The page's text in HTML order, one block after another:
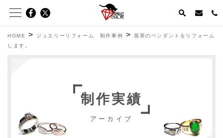
HOME > ジュエリーリフォーム 制作事例 >翡翠のペンダントをリフォーム
します。
制作実績
アーカイブ